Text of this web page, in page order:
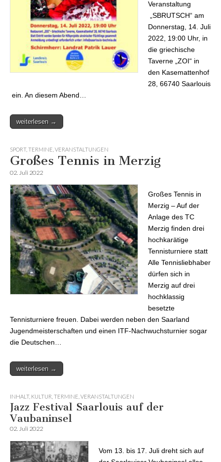
Veranstaltung
„SBRUTSCH“ am
Donnerstag, 14. Juli
2022, 19:00 Uhr, in
die griechische
Taverne „ZOI“ in
den Kasemattenhof
28, 66740 Saarlouis
ein. An diesem Abend…
weiterlesen →
SPORT, TERMINE VERANSTALTUNGEN
Großes Tennis in Merzig
02. Juli 2022
Großes Tennis in
Merzig – Auf der
Anlage des TC
Merzig finden drei
hochkarätige
Tennisturniere statt
Alle Tennisliebhaber
dürfen sich in
Merzig auf drei
hochklassig
besetzte
Tennisturniere freuen. Dabei werden neben den Saarland
Jugendmeisterschaften und einen ITF-Nachwuchsturnier sogar
die Deutschen…
weiterlesen →
INHALT, KULTUR TERMINE VERANSTALTUNGEN
Jazz Festival Saarlouis auf der
Vaubaninsel
02. Juli 2022
Vom 13. bis 17. Juli dreht sich auf